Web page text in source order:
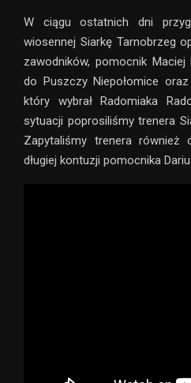
W ciągu ostatnich dni
wiosennej Siarkę Tarnobrzeg
zawodników, pomocnik
do Puszczy Niepołomice
który wybrał Radomiaka
sytuacji poprosiliśmy trenera
Zapytaliśmy trenera
długiej kontuzji pomocnika